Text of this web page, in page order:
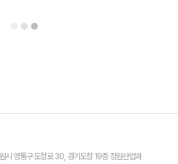
시 영통구 도청로 30, 경기도청 19층 정원산업과